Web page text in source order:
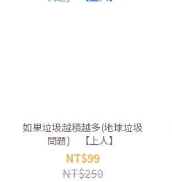
如果垃圾越積越多(地球垃圾
問題) 【上人】
NT$99
NT$250